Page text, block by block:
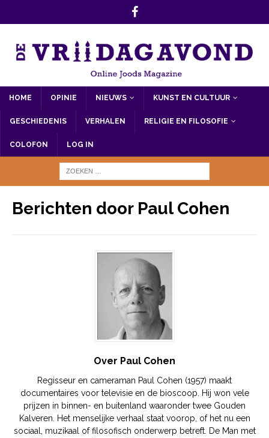
HOME OPINIE NIEUWS KUNST EN CULTUUR
GESCHIEDENIS VERHALEN RELIGIE EN FILOSOFIE
COLOFON LOG IN
Berichten door Paul Cohen
Over Paul Cohen
Regisseur en cameraman Paul Cohen (1957) maakt
documentaires voor televisie en de bioscoop. Hij won vele
prijzen in binnen- en buitenland waaronder twee Gouden
Kalveren. Het menselijke verhaal staat voorop, of het nu een
sociaal, muzikaal of filosofisch onderwerp betreft. De Man met